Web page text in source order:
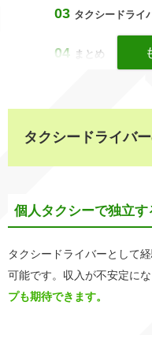
タクシードライ
まとめ
タクシードライバ
個人タクシーで独立す
タクシードライバーとして
可能です。収入が不安定に
プも期待できます。